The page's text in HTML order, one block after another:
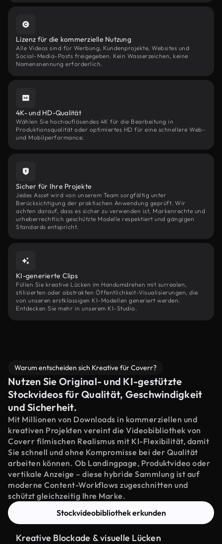
Lizenz für die kommerzielle Nutzung
Alle Videos sind für Werbung, Kundenprojekte, Websites und
Social-Media-Posts freigegeben. Kein Wasserzeichen, keine
Namensnennung erforderlich.
4K- und HD-Qualität
Wählen Sie hochauflösendes 4K für die Bearbeitung in
Produktionsqualität oder optimiertes HD für eine schnellere Web-
und Mobilperformance.
Sicher für Ihre Projekte
Jedes Asset wird von unserem Team sorgfältig unter
Berücksichtigung der praktischen Anwendung geprüft. Wir
achten darauf, dass es sicher zu verwenden ist, Markenrechte und
urheberrechtlich geschützte Modelle respektiert und gängigen
Standards entspricht.
KI-generierte Clips
Füllen Sie kreative Lücken im Handumdrehen mit surrealen,
stilisierten oder abstrakten Öffentlichkeit-Visualisierungen, die
von unseren erstklassigen KI-Modellen generiert werden.
Entdecken Sie mehr in unserem KI-Studio.
Warum entscheiden sich Kreative für Coverr?
Nutzen Sie Original- und KI-gestützte
Stockvideos für Qualität, Geschwindigkeit
und Sicherheit.
Mit Millionen von Downloads in kommerziellen und
kreativen Projekten vereint die Videobibliothek von
Coverr filmischen Realismus mit KI-Flexibilität, damit
Sie schnell und ohne Kompromisse bei der Qualität
arbeiten können. Ob Landingpage, Produktvideo oder
vertikale Anzeige – diese hybride Sammlung ist auf
moderne Content-Workflows zugeschnitten und
schützt gleichzeitig Ihre Marke.
Stockvideobibliothek erkunden
Kreative Blockade & visuelle Lücken